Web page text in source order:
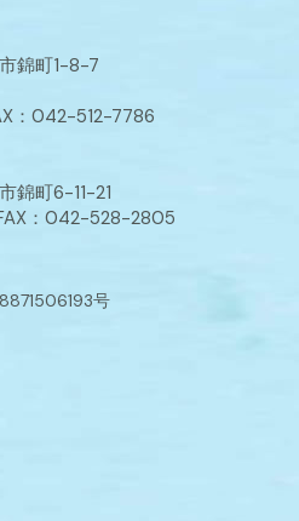
錦町1-8-7
：042-512-7786
錦町6-11-21
：042-528-2805
号